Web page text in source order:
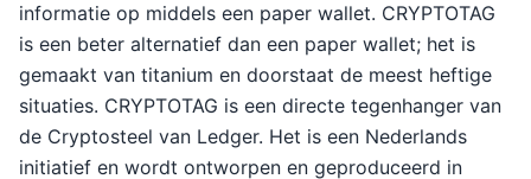
informatie op middels een paper wallet. CRYPTOTAG
is een beter alternatief dan een paper wallet; het is
gemaakt van titanium en doorstaat de meest heftige
situaties. CRYPTOTAG is een directe tegenhanger van
de Cryptosteel van Ledger. Het is een Nederlands
initiatief en wordt ontworpen en geproduceerd in